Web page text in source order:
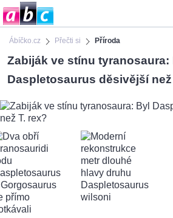
Ábíčko.cz Přečti si Příroda
Zabiják ve stínu tyranosaura:
Daspletosaurus děsivější než